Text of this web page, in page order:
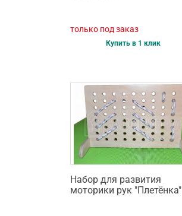
только под заказ
Купить в 1 клик
Набор для развития
моторики рук "Плетёнка"